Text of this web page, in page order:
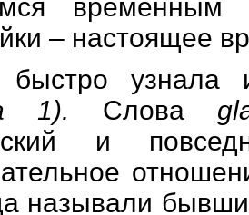
– настоящее
быстро узнала
1).
Слова
и
называли